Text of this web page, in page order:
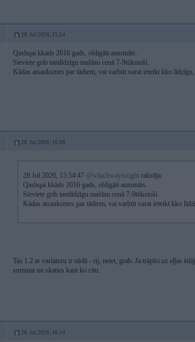
28. Jul 2026, 15:54
Qashqai kkāds 2016 gads, obligāti automāts.
Sieviete grib tamlīdzīgu mašīnu cenā 7-9tūkstoši.
Kādas atsauksmes par tādiem, vai varbūt varat ieteikt kko
28. Jul 2026, 16:08
28 Jul 2026, 15:54:47 @whichwayisright rakstīja:
Qashqai kkāds 2016 gads, obligāti automāts.
Sieviete grib tamlīdzīgu mašīnu cenā 7-9tūkstoši.
Kādas atsauksmes par tādiem, vai varbūt varat ieteikt kko
Tas 1.2 ar variatoru ir sūdā - rij, neiet, grab. Ja trāpīsi uz eļļas
summai un skaties kaut ko citu.
28. Jul 2026, 16:14